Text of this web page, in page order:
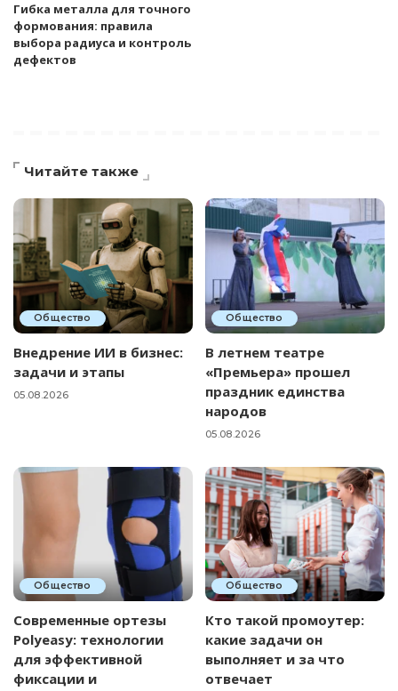
Гибка металла для точного
формования: правила
выбора радиуса и контроль
дефектов
Читайте также
Общество
Внедрение ИИ в бизнес:
задачи и этапы
05.08.2026
Общество
В летнем театре
«Премьера» прошел
праздник единства
народов
05.08.2026
Общество
Современные ортезы
Polyeasy: технологии
для эффективной
фиксации и
Общество
Кто такой промоутер:
какие задачи он
выполняет и за что
отвечает